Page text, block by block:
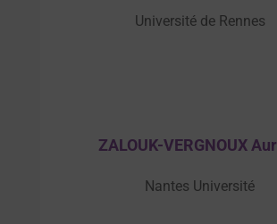
Université de Rennes
ZALOUK-VERGNOUX
Nantes Université